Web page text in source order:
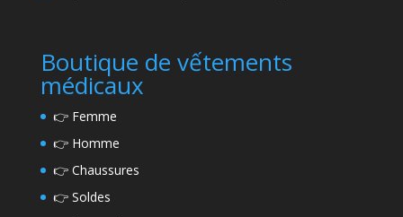
Boutique de vếtements
médicaux
👉 Femme
👉 Homme
👉 Chaussures
👉 Soldes